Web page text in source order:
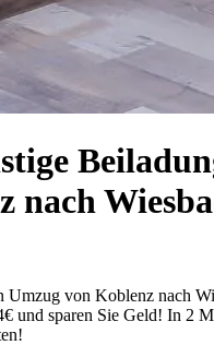
nach
Umzug von Koblenz nach
und sparen Sie Geld! In 2